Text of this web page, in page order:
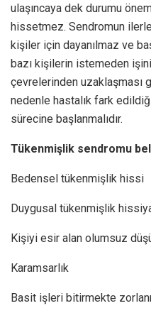
ulaşıncaya dek durumu
hissetmez. Sendromun
kişiler için dayanılmaz ve
bazı kişilerin istemeden
çevrelerinden uzaklaşması
nedenle hastalık fark
sürecine başlanmalıdır.
Tükenmişlik sendromu
Bedensel tükenmişlik hissi
Duygusal tükenmişlik
Kişiyi esir alan olumsuz
Karamsarlık
Basit işleri bitirmekte